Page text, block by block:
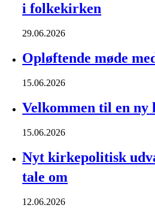
i folkekirken
29.06.2026
Opløftende møde
15.06.2026
Velkommen til en
15.06.2026
Nyt kirkepolitisk
tale om
12.06.2026